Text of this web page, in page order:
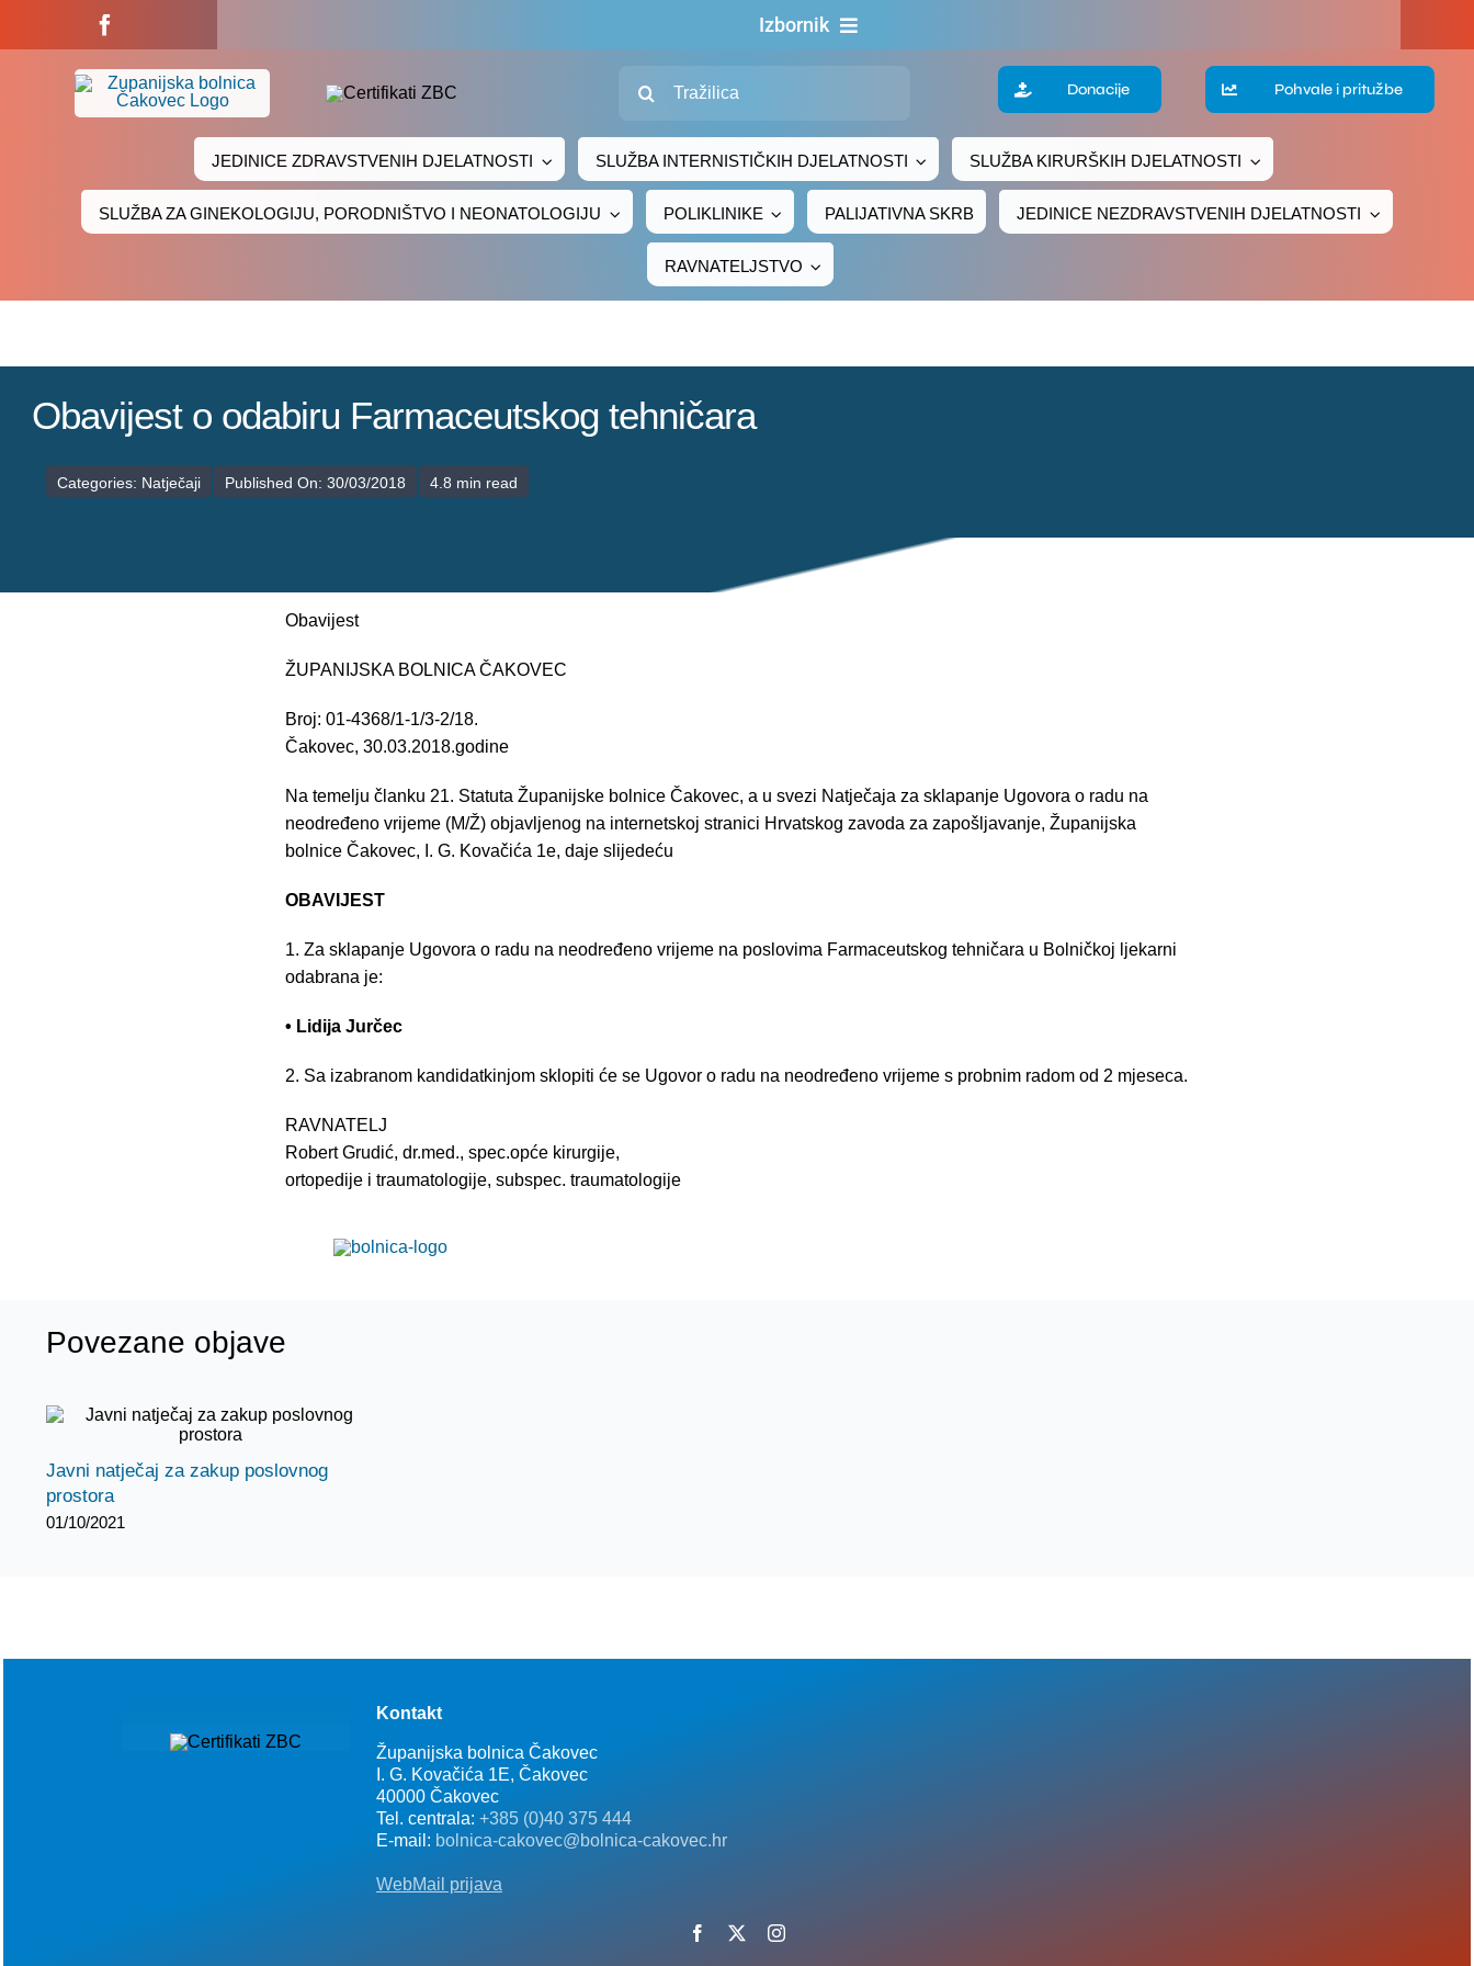
Izbornik
Za pacijente
Za djelatnike
Donacije Pohvale i pritužbe
JEDINICE ZDRAVSTVENIH DJELATNOSTI SLUŽBA INTERNISTIČKIH DJELATNOSTI SLUŽBA KIRURŠKIH DJELATNOSTI
SLUŽBA ZA GINEKOLOGIJU, PORODNIŠTVO I NEONATOLOGIJU POLIKLINIKE PALIJATIVNA SKRB JEDINICE NEZDRAVSTVENIH DJELATNOSTI
RAVNATELJSTVO
Obavijest o odabiru Farmaceutskog tehničara
Categories: Natječaji Published On: 30/03/2018 4.8 min read
Obavijest
ŽUPANIJSKA BOLNICA ČAKOVEC
Broj: 01-4368/1-1/3-2/18.
Čakovec, 30.03.2018.godine
Na temelju članku 21. Statuta Županijske bolnice Čakovec, a u svezi Natječaja za sklapanje Ugovora o radu na
neodređeno vrijeme (M/Ž) objavljenog na internetskoj stranici Hrvatskog zavoda za zapošljavanje, Županijska
bolnice Čakovec, I. G. Kovačića 1e, daje slijedeću
OBAVIJEST
1. Za sklapanje Ugovora o radu na neodređeno vrijeme na poslovima Farmaceutskog tehničara u Bolničkoj ljekarni
odabrana je:
• Lidija Jurčec
2. Sa izabranom kandidatkinjom sklopiti će se Ugovor o radu na neodređeno vrijeme s probnim radom od 2 mjeseca.
RAVNATELJ
Robert Grudić, dr.med., spec.opće kirurgije,
ortopedije i traumatologije, subspec. traumatologije
Povezane objave
Javni natječaj za zakup poslovnog
prostora
01/10/2021
Kontakt
Županijska bolnica Čakovec
I. G. Kovačića 1E, Čakovec
40000 Čakovec
Tel. centrala: +385 (0)40 375 444
E-mail: bolnica-cakovec@bolnica-cakovec.hr
WebMail prijava